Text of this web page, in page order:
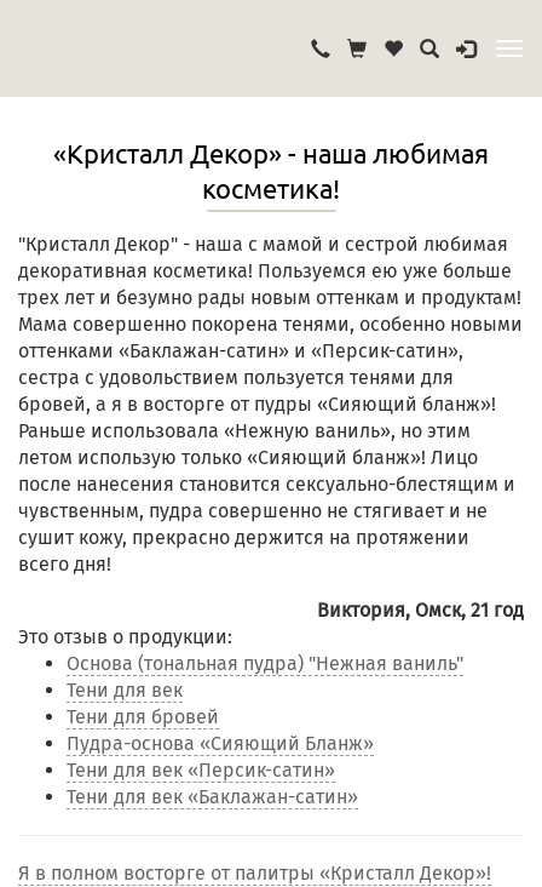
«Кристалл Декор» - наша любимая
косметика!
"Кристалл Декор" - наша с мамой и сестрой любимая
декоративная косметика! Пользуемся ею уже больше
трех лет и безумно рады новым оттенкам и продуктам!
Мама совершенно покорена тенями, особенно новыми
оттенками «Баклажан-сатин» и «Персик-сатин»,
сестра с удовольствием пользуется тенями для
бровей, а я в восторге от пудры «Сияющий бланж»!
Раньше использовала «Нежную ваниль», но этим
летом использую только «Сияющий бланж»! Лицо
после нанесения становится сексуально-блестящим и
чувственным, пудра совершенно не стягивает и не
сушит кожу, прекрасно держится на протяжении
всего дня!
Виктория, Омск, 21 год
Это отзыв о продукции:
Основа (тональная пудра) "Нежная ваниль"
Тени для век
Тени для бровей
Пудра-основа «Сияющий Бланж»
Тени для век «Персик-сатин»
Тени для век «Баклажан-сатин»
Я в полном восторге от палитры «Кристалл Декор»!